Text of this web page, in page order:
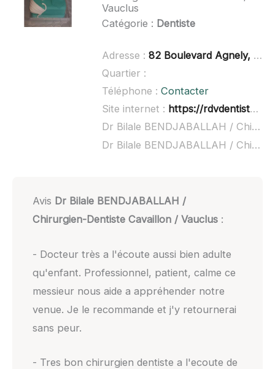
Vauclus
Catégorie : Dentiste
Adresse : 82 Boulevard Agnely, 84300 Cavaillon
Quartier :
Téléphone : Contacter
Site internet : https://rdvdentiste.net/cavaillon/bendjaballah-boukhelif-zerouati-fasquel.html
Dr Bilale BENDJABALLAH / Chirurgien-Dentiste Cavaillon / Vauclus à domicile :
Dr Bilale BENDJABALLAH / Chirurgien-Dentiste Cavaillon / Vauclus ouvert dimanche :
Avis Dr Bilale BENDJABALLAH /
Chirurgien-Dentiste Cavaillon / Vauclus:
- Docteur très a l'écoute aussi bien adulte
qu'enfant. Professionnel, patient, calme ce
messieur nous aide a appréhender notre
venue. Je le recommande et j'y retournerai
sans peur.
- Tres bon chirurgien dentiste a l'ecoute de